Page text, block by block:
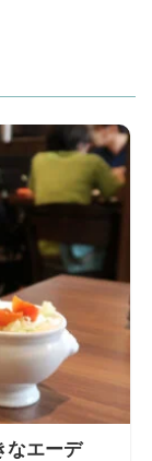
なエーデ